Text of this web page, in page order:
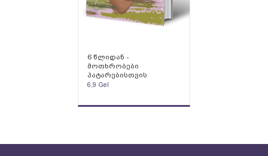
6 წლიდან -
მოთხრობები
პატარებისთვის
6,9 Gel